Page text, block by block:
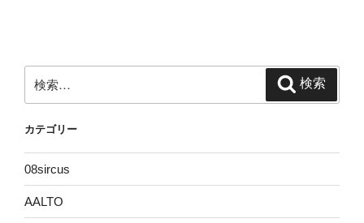
ン
索:
検索
カテゴリー
08sircus
AALTO